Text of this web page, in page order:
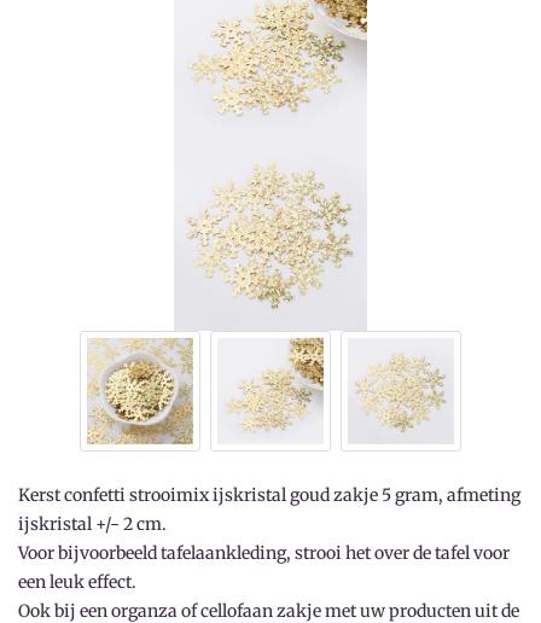
Kerst confetti strooimix ijskristal goud zakje 5 gram, afmeting
ijskristal +/- 2 cm.
Voor bijvoorbeeld tafelaankleding, strooi het over de tafel voor
een leuk effect.
Ook bij een organza of cellofaan zakje met uw producten uit de